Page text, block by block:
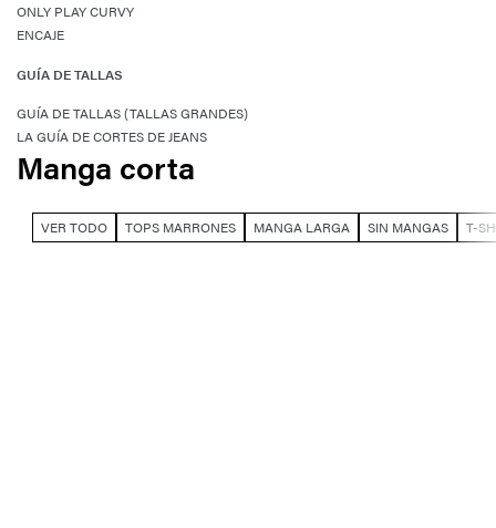
ONLY PLAY CURVY
ENCAJE
GUÍA DE TALLAS
GUÍA DE TALLAS (TALLAS GRANDES)
LA GUÍA DE CORTES DE JEANS
Manga corta
VER TODO TOPS MARRONES MANGA LARGA SIN MANGAS T-